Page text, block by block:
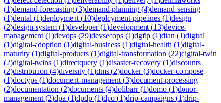
(1)demand-forecasting (3)demand-planning (4)demand-sensing
(1)dental (1)deployment (10)deployment-pipelines (1)design
(2)design-system (1)developer(1)development (13)device-
management (1)devops (29)devsecops (1)dgfip (1)dian (1)digital
(1)digital-adoption (1)digital-business (1)digital-health (1)digital-
maturity (1)digital-products (1)digital-transformation (22)digital-twin
(2)digital-twins (1)directquery (1)disaster-recovery (1)discounts
(2)distribution (4)diversity (1)dms (2)docker(3)docker-compose
(1)doctype (1)document-management (3)document-processing
(2)documentation (2)documents (4)dolibarr(1)domo (1)donor-
management (2)dpa (1)dpdp (1)dpo (1)drip-campaigns (1)drip-